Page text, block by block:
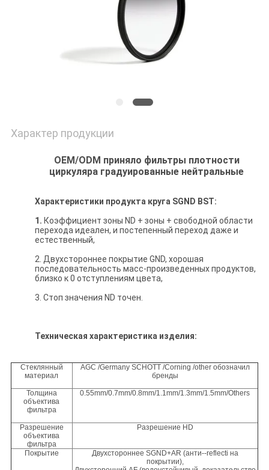
Характер продукции
OEM/ODM приняло фильтры плотности
циркуляра градуированные нейтральные
Характеристики продукта круга SGND BST:
1. Коэффициент зоны ND + зоны + свободной области
перехода идеален, и постепенный переход даже и
естественный,
2. Двухстороннее покрытие GND, хорошая
последовательность масс-произведенных продуктов,
близко к 0 отступлениям цвета,
3. Стоп значения ND точен.
Техническая характеристика изделия:
Стеклянный
материал
AGC /Germany SCHOTT /Corning /other обозначил
бренды
Толщина
объектива
фильтра
0.55mm/0.7mm/0.8mm/1.1mm/1.3mm/1.5mm/Others
Разрешение
объектива
фильтра
Разрешение HD
Покрытие
Двухстороннее SGND+AR (анти--reflecti на
покрытии),